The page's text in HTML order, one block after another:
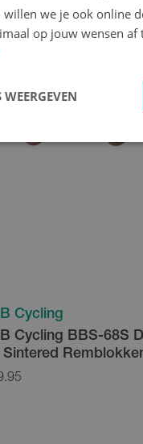
Cycling
Cycling BBS-68S
Sintered
willen we je ook online
op jouw wensen
WEERGEVEN